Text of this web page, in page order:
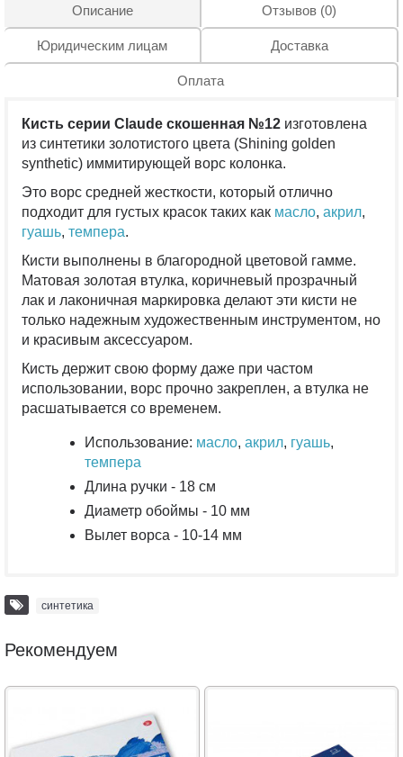
Описание Отзывов (0)
Юридическим лицам Доставка
Оплата
Кисть серии Claude скошенная №12 изготовлена
из синтетики золотистого цвета (Shining golden
synthetic) иммитирующей ворс колонка.
Это ворс средней жесткости, который отлично
подходит для густых красок таких как масло, акрил,
гуашь, темпера.
Кисти выполнены в благородной цветовой гамме.
Матовая золотая втулка, коричневый прозрачный
лак и лаконичная маркировка делают эти кисти не
только надежным художественным инструментом, но
и красивым аксессуаром.
Кисть держит свою форму даже при частом
использовании, ворс прочно закреплен, а втулка не
расшатывается со временем.
Использование: масло, акрил, гуашь,
темпера
Длина ручки - 18 см
Диаметр обоймы - 10 мм
Вылет ворса - 10-14 мм
синтетика
Рекомендуем